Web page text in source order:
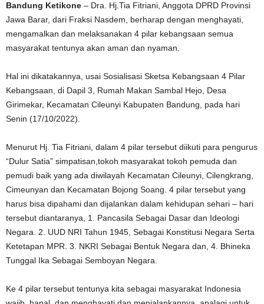
Bandung Ketikone – Dra. Hj.Tia Fitriani, Anggota DPRD Provinsi
Jawa Barar, dari Fraksi Nasdem, berharap dengan menghayati,
mengamalkan dan melaksanakan 4 pilar kebangsaan semua
masyarakat tentunya akan aman dan nyaman.
Hal ini dikatakannya, usai Sosialisasi Sketsa Kebangsaan 4 Pilar
Kebangsaan, di Dapil 3, Rumah Makan Sambal Hejo, Desa
Girimekar, Kecamatan Cileunyi Kabupaten Bandung, pada hari
Senin (17/10/2022).
Menurut Hj. Tia Fitriani, dalam 4 pilar tersebut diikuti para pengurus
“Dulur Satia” simpatisan,tokoh masyarakat tokoh pemuda dan
pemudi baik yang ada diwilayah Kecamatan Cileunyi, Cilengkrang,
Cimeunyan dan Kecamatan Bojong Soang. 4 pilar tersebut yang
harus bisa dipahami dan dijalankan dalam kehidupan sehari – hari
tersebut diantaranya, 1. Pancasila Sebagai Dasar dan Ideologi
Negara. 2. UUD NRI Tahun 1945, Sebagai Konstitusi Negara Serta
Ketetapan MPR. 3. NKRI Sebagai Bentuk Negara dan, 4. Bhineka
Tunggal Ika Sebagai Semboyan Negara.
Ke 4 pilar tersebut tentunya kita sebagai masyarakat Indonesia